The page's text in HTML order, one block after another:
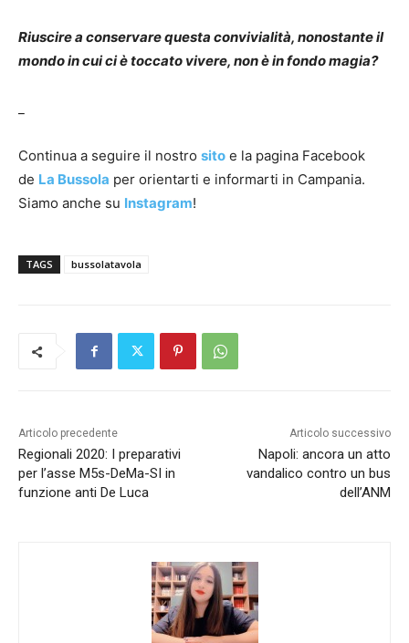
Riuscire a conservare questa convivialità, nonostante il
mondo in cui ci è toccato vivere, non è in fondo magia?
Continua a seguire il nostro sito e la pagina Facebook
de La Bussola per orientarti e informarti in Campania.
Siamo anche su Instagram!
TAGS bussolatavola
Articolo precedente
Regionali 2020: I preparativi
per l’asse M5s-DeMa-SI in
funzione anti De Luca
Articolo successivo
Napoli: ancora un atto
vandalico contro un bus
dell’ANM